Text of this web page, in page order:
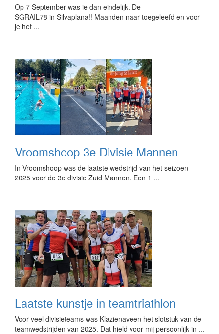
Op 7 September was ie dan eindelijk. De
SGRAIL78 in Silvaplana!! Maanden naar toegeleefd en voor
je het ...
Vroomshoop 3e Divisie Mannen
In Vroomshoop was de laatste wedstrijd van het seizoen
2025 voor de 3e divisie Zuid Mannen. Een 1 ...
Laatste kunstje in teamtriathlon
Voor veel divisieteams was Klazienaveen het slotstuk van de
teamwedstrijden van 2025. Dat hield voor mij persoonlijk in ...